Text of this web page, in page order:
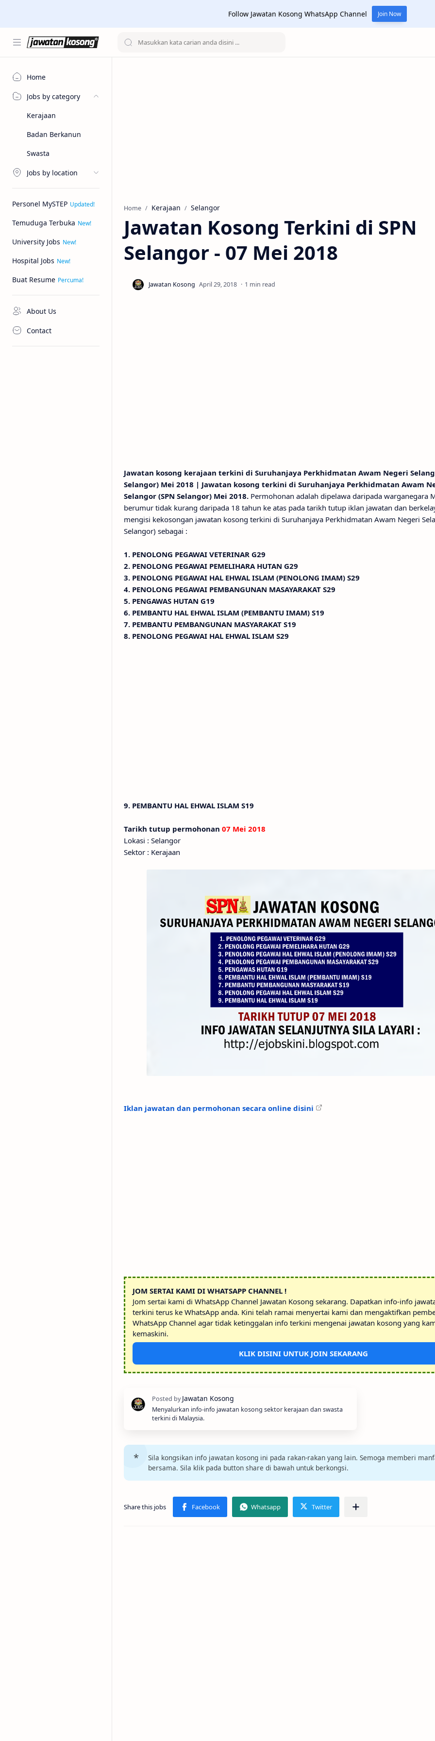
Follow Jawatan Kosong WhatsApp Channel Join Now
Home
Jobs by category
Kerajaan
Badan Berkanun
Swasta
Jobs by location
Personel MySTEP
Temuduga Terbuka
University Jobs
Hospital Jobs
Buat Resume
About Us
Contact
Home Kerajaan Selangor
Jawatan Kosong Terkini di SPN
Selangor - 07 Mei 2018
1 min read
Jawatan kosong kerajaan terkini di Suruhanjaya Perkhidmatan Awam Negeri
Selangor) Mei 2018 | Jawatan kosong terkini di Suruhanjaya Perkhidmatan Awam
Selangor (SPN Selangor) Mei 2018. Permohonan adalah dipelawa daripada warganegara
berumur tidak kurang daripada 18 tahun ke atas pada tarikh tutup iklan jawatan dan
mengisi kekosongan jawatan kosong terkini di Suruhanjaya Perkhidmatan Awam Negeri
Selangor) sebagai :
1. PENOLONG PEGAWAI VETERINAR G29
2. PENOLONG PEGAWAI PEMELIHARA HUTAN G29
3. PENOLONG PEGAWAI HAL EHWAL ISLAM (PENOLONG IMAM) S29
4. PENOLONG PEGAWAI PEMBANGUNAN MASAYARAKAT S29
5. PENGAWAS HUTAN G19
6. PEMBANTU HAL EHWAL ISLAM (PEMBANTU IMAM) S19
7. PEMBANTU PEMBANGUNAN MASYARAKAT S19
8. PENOLONG PEGAWAI HAL EHWAL ISLAM S29
9. PEMBANTU HAL EHWAL ISLAM S19
Tarikh tutup permohonan 07 Mei 2018
Lokasi : Selangor
Sektor : Kerajaan
Iklan jawatan dan permohonan secara online disini
JOM SERTAI KAMI DI WHATSAPP CHANNEL !
Jom sertai kami di WhatsApp Channel Jawatan Kosong sekarang. Dapatkan info-info
terkini terus ke WhatsApp anda. Kini telah ramai menyertai kami dan mengaktifkan
WhatsApp Channel agar tidak ketinggalan info terkini mengenai jawatan kosong yang
kemaskini.
KLIK DISINI UNTUK JOIN SEKARANG
Menyalurkan info-info jawatan kosong sektor kerajaan dan swasta
terkini di Malaysia.
Sila kongsikan info jawatan kosong ini pada rakan-rakan yang lain. Semoga memberi
bersama. Sila klik pada button share di bawah untuk berkongsi.